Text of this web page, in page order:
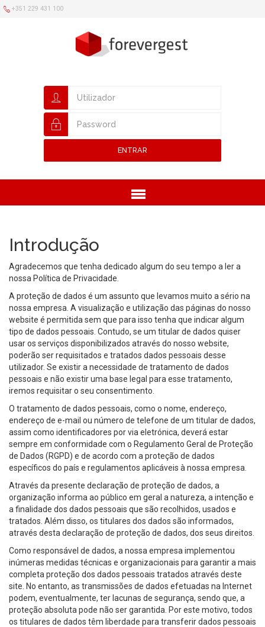
+351 229 431 100
ENTRAR
Menu
Introdução
Agradecemos que tenha dedicado algum do seu tempo a ler a
nossa Política de Privacidade.
A proteção de dados é um assunto que levamos muito a sério na
nossa empresa. A visualização e utilização das páginas do nosso
website é permitida sem que para isso tenha que indicar algum
tipo de dados pessoais. Contudo, se um titular de dados quiser
usar os serviços disponibilizados através do nosso website,
poderão ser requisitados e tratados dados pessoais desse
utilizador. Se existir a necessidade de tratamento de dados
pessoais e não existir uma base legal para esse tratamento,
iremos requisitar o seu consentimento.
O tratamento de dados pessoais, como o nome, endereço,
endereço de e-mail ou número de telefone de um titular de dados,
assim como identificadores por via eletrónica, deverá estar
sempre em conformidade com o Regulamento Geral de Proteção
de Dados (RGPD) e de acordo com a proteção de dados
específicos do país e regulamentos aplicáveis à nossa empresa.
Através da presente declaração de proteção de dados, a
organização informa ao público em geral a natureza, a intenção e
a finalidade dos dados pessoais que são recolhidos, usados e
tratados. Além disso, os titulares dos dados são informados,
através desta declaração de proteção de dados, dos seus direitos.
Como responsável de dados, a nossa empresa implementou
inúmeras medidas técnicas e organizacionais para garantir a mais
completa proteção dos dados pessoais tratados através deste
site. No entanto, as transmissões de dados efetuadas na Internet
podem, eventualmente, ter lacunas de segurança, sendo que, a
proteção absoluta pode não ser garantida. Por este motivo, todos
os titulares de dados têm liberdade para transferir dados pessoais